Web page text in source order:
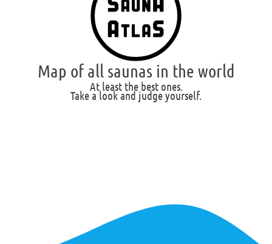
Map of all saunas in the world
At least the best ones.
Take a look and judge yourself.